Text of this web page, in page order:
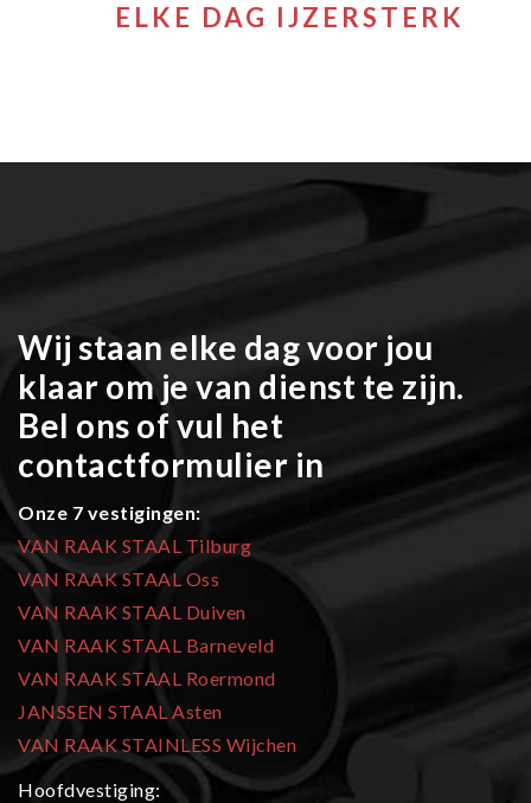
ELKE DAG IJZERSTERK
Wij staan elke dag voor jou
klaar om je van dienst te zijn.
Bel ons of vul het
contactformulier in
Onze 7 vestigingen:
VAN RAAK STAAL Tilburg
VAN RAAK STAAL Oss
VAN RAAK STAAL Duiven
VAN RAAK STAAL Barneveld
VAN RAAK STAAL Roermond
JANSSEN STAAL Asten
VAN RAAK STAINLESS Wijchen
Hoofdvestiging: